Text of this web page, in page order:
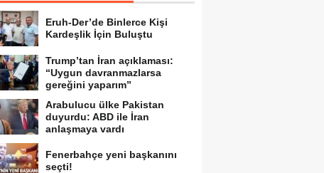
Eruh-Der’de Binlerce Kişi
Kardeşlik İçin Buluştu
Trump’tan İran açıklaması:
“Uygun davranmazlarsa
gereğini yaparım”
Arabulucu ülke Pakistan
duyurdu: ABD ile İran
anlaşmaya vardı
Fenerbahçe yeni başkanını
seçti!